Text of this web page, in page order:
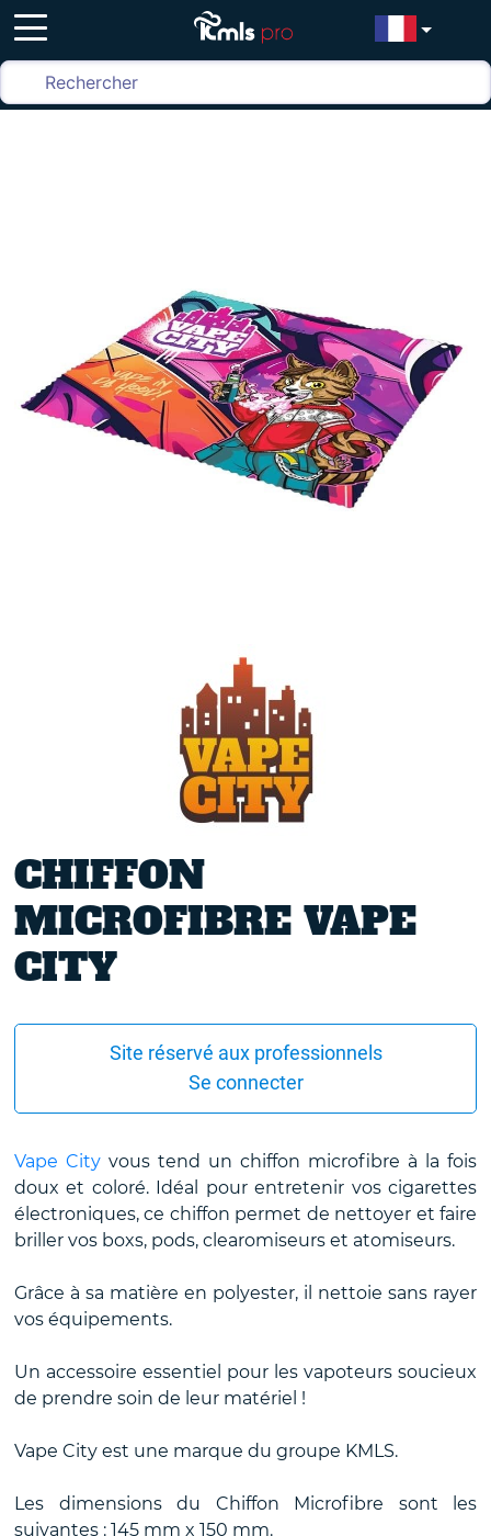
CHIFFON
MICROFIBRE VAPE
CITY
Site réservé aux professionnels
Se connecter
Vape City vous tend un chiffon microfibre à la fois
doux et coloré. Idéal pour entretenir vos cigarettes
électroniques, ce chiffon permet de nettoyer et faire
briller vos boxs, pods, clearomiseurs et atomiseurs.
Grâce à sa matière en polyester, il nettoie sans rayer
vos équipements.
Un accessoire essentiel pour les vapoteurs soucieux
de prendre soin de leur matériel !
Vape City est une marque du groupe KMLS.
Les dimensions du Chiffon Microfibre sont les
suivantes : 145 mm x 150 mm.